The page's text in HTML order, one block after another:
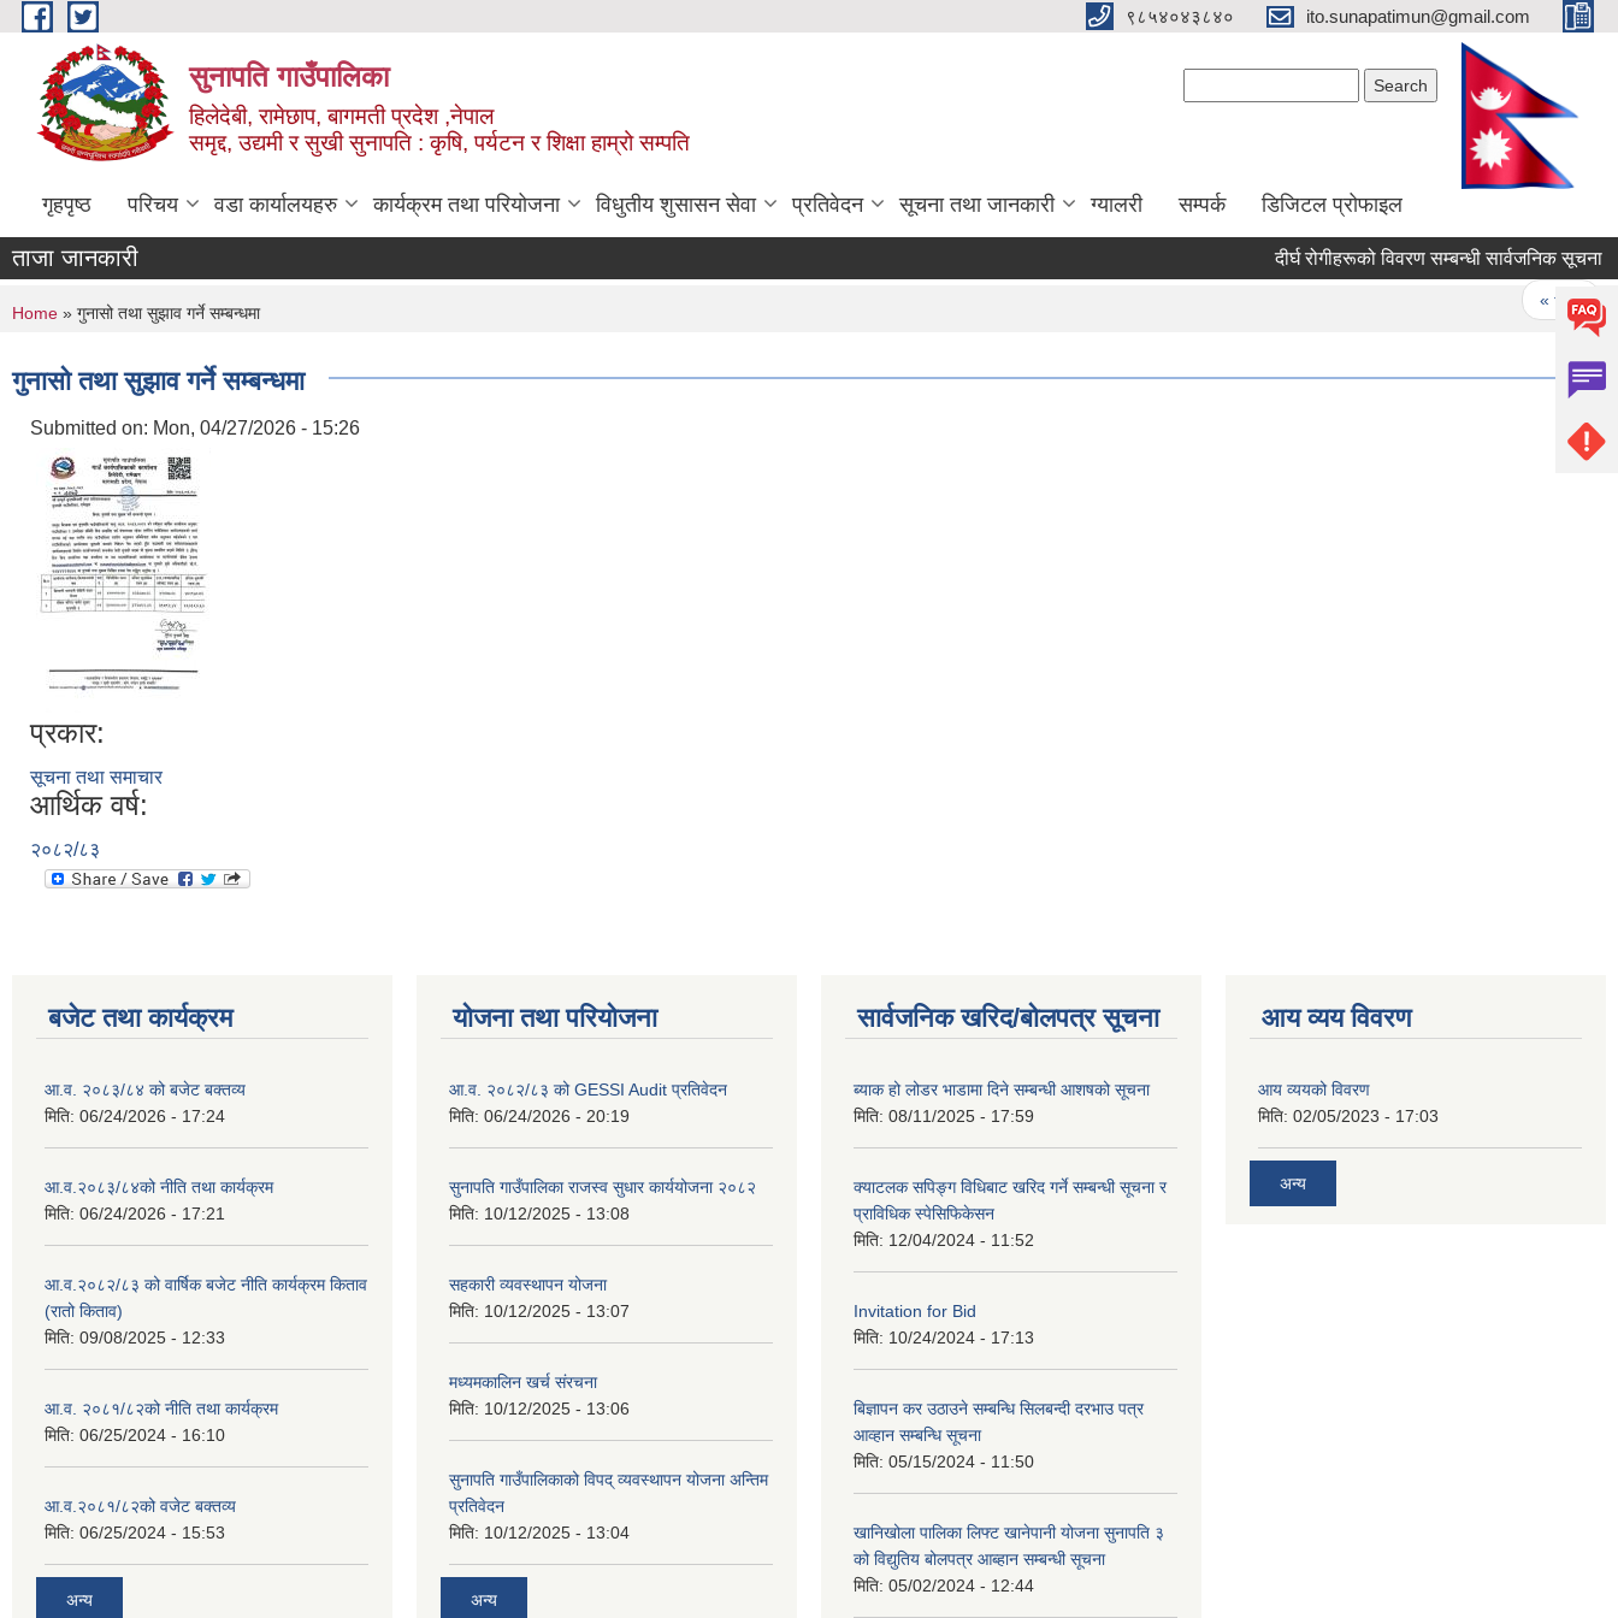
Skip to main content ९८५४०४३८४० ito.sunapatimun@gmail.com
सुनापति गाउँपालिका
हिलेदेबी, रामेछाप, बागमती प्रदेश ,नेपाल
समृद्द, उद्यमी र सुखी सुनापति : कृषि, पर्यटन र शिक्षा हाम्रो सम्पति
गृहपृष्ठ परिचय वडा कार्यालयहरु कार्यक्रम तथा परियोजना विधुतीय शुसासन सेवा प्रतिवेदन सूचना तथा जानकारी ग्यालरी सम्पर्क डिजिटल प्रोफाइल
ताजा जानकारी दीर्घ रोगीहरूको विवरण सम्बन्धी सार्वजनिक सूचना
« first
You are here
Home » गुनासो तथा सुझाव गर्ने सम्बन्धमा
गुनासो तथा सुझाव गर्ने सम्बन्धमा
Submitted on: Mon, 04/27/2026 - 15:26
प्रकार:
सूचना तथा समाचार
आर्थिक वर्ष:
२०८२/८३
बजेट तथा कार्यक्रम
आ.व. २०८३/८४ को बजेट बक्तव्य
मिति: 06/24/2026 - 17:24
आ.व.२०८३/८४को नीति तथा कार्यक्रम
मिति: 06/24/2026 - 17:21
आ.व.२०८२/८३ को वार्षिक बजेट नीति कार्यक्रम किताव
(रातो किताव)
मिति: 09/08/2025 - 12:33
आ.व. २०८१/८२को नीति तथा कार्यक्रम
मिति: 06/25/2024 - 16:10
आ.व.२०८१/८२को वजेट बक्तव्य
मिति: 06/25/2024 - 15:53
अन्य
योजना तथा परियोजना
आ.व. २०८२/८३ को GESSI Audit प्रतिवेदन
मिति: 06/24/2026 - 20:19
सुनापति गाउँपालिका राजस्व सुधार कार्ययोजना २०८२
मिति: 10/12/2025 - 13:08
सहकारी व्यवस्थापन योजना
मिति: 10/12/2025 - 13:07
मध्यमकालिन खर्च संरचना
मिति: 10/12/2025 - 13:06
सुनापति गाउँपालिकाको विपद् व्यवस्थापन योजना अन्तिम
प्रतिवेदन
मिति: 10/12/2025 - 13:04
अन्य
सार्वजनिक खरिद/बोलपत्र सूचना
ब्याक हो लोडर भाडामा दिने सम्बन्धी आशषको सूचना
मिति: 08/11/2025 - 17:59
क्याटलक सपिङ्ग विधिबाट खरिद गर्ने सम्बन्धी सूचना र
प्राविधिक स्पेसिफिकेसन
मिति: 12/04/2024 - 11:52
Invitation for Bid
मिति: 10/24/2024 - 17:13
बिज्ञापन कर उठाउने सम्बन्धि सिलबन्दी दरभाउ पत्र
आव्हान सम्बन्धि सूचना
मिति: 05/15/2024 - 11:50
खानिखोला पालिका लिफ्ट खानेपानी योजना सुनापति ३
को विद्युतिय बोलपत्र आब्हान सम्बन्धी सूचना
मिति: 05/02/2024 - 12:44
आय व्यय विवरण
आय व्ययको विवरण
मिति: 02/05/2023 - 17:03
अन्य